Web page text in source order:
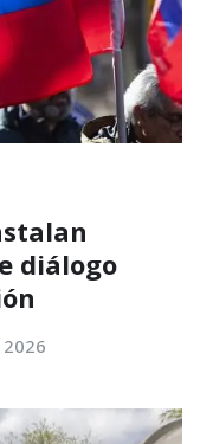
diálogo